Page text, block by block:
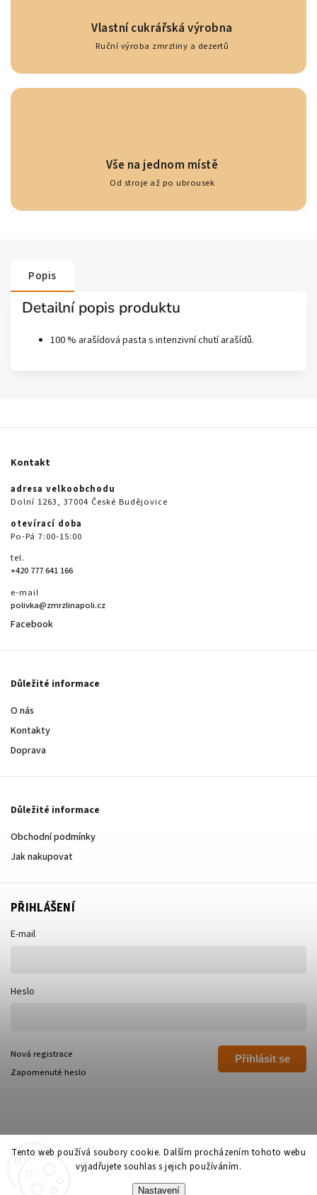
Tento web používá soubory cookie. Dalším procházením tohoto webu
vyjadřujete souhlas s jejich používáním.
Nastavení
Vlastní cukrářská výrobna
Ruční výroba zmrzliny a dezertů
Vše na jednom místě
Od stroje až po ubrousek
Popis
Detailní popis produktu
100 % arašídová pasta s intenzivní chutí arašídů.
Kontakt
adresa velkoobchodu
Dolní 1263, 37004 České Budějovice
otevírací doba
Po-Pá 7:00-15:00
tel.
+420 777 641 166
e-mail
polivka@zmrzlinapoli.cz
Facebook
Důležité informace
O nás
Kontakty
Doprava
Důležité informace
Obchodní podmínky
Jak nakupovat
PŘIHLÁŠENÍ
E-mail
Heslo
Přihlásit se
Nová registrace
Zapomenuté heslo
Copyright 2026 Polívka Libor - POLI . Všechna práva vyhrazena.